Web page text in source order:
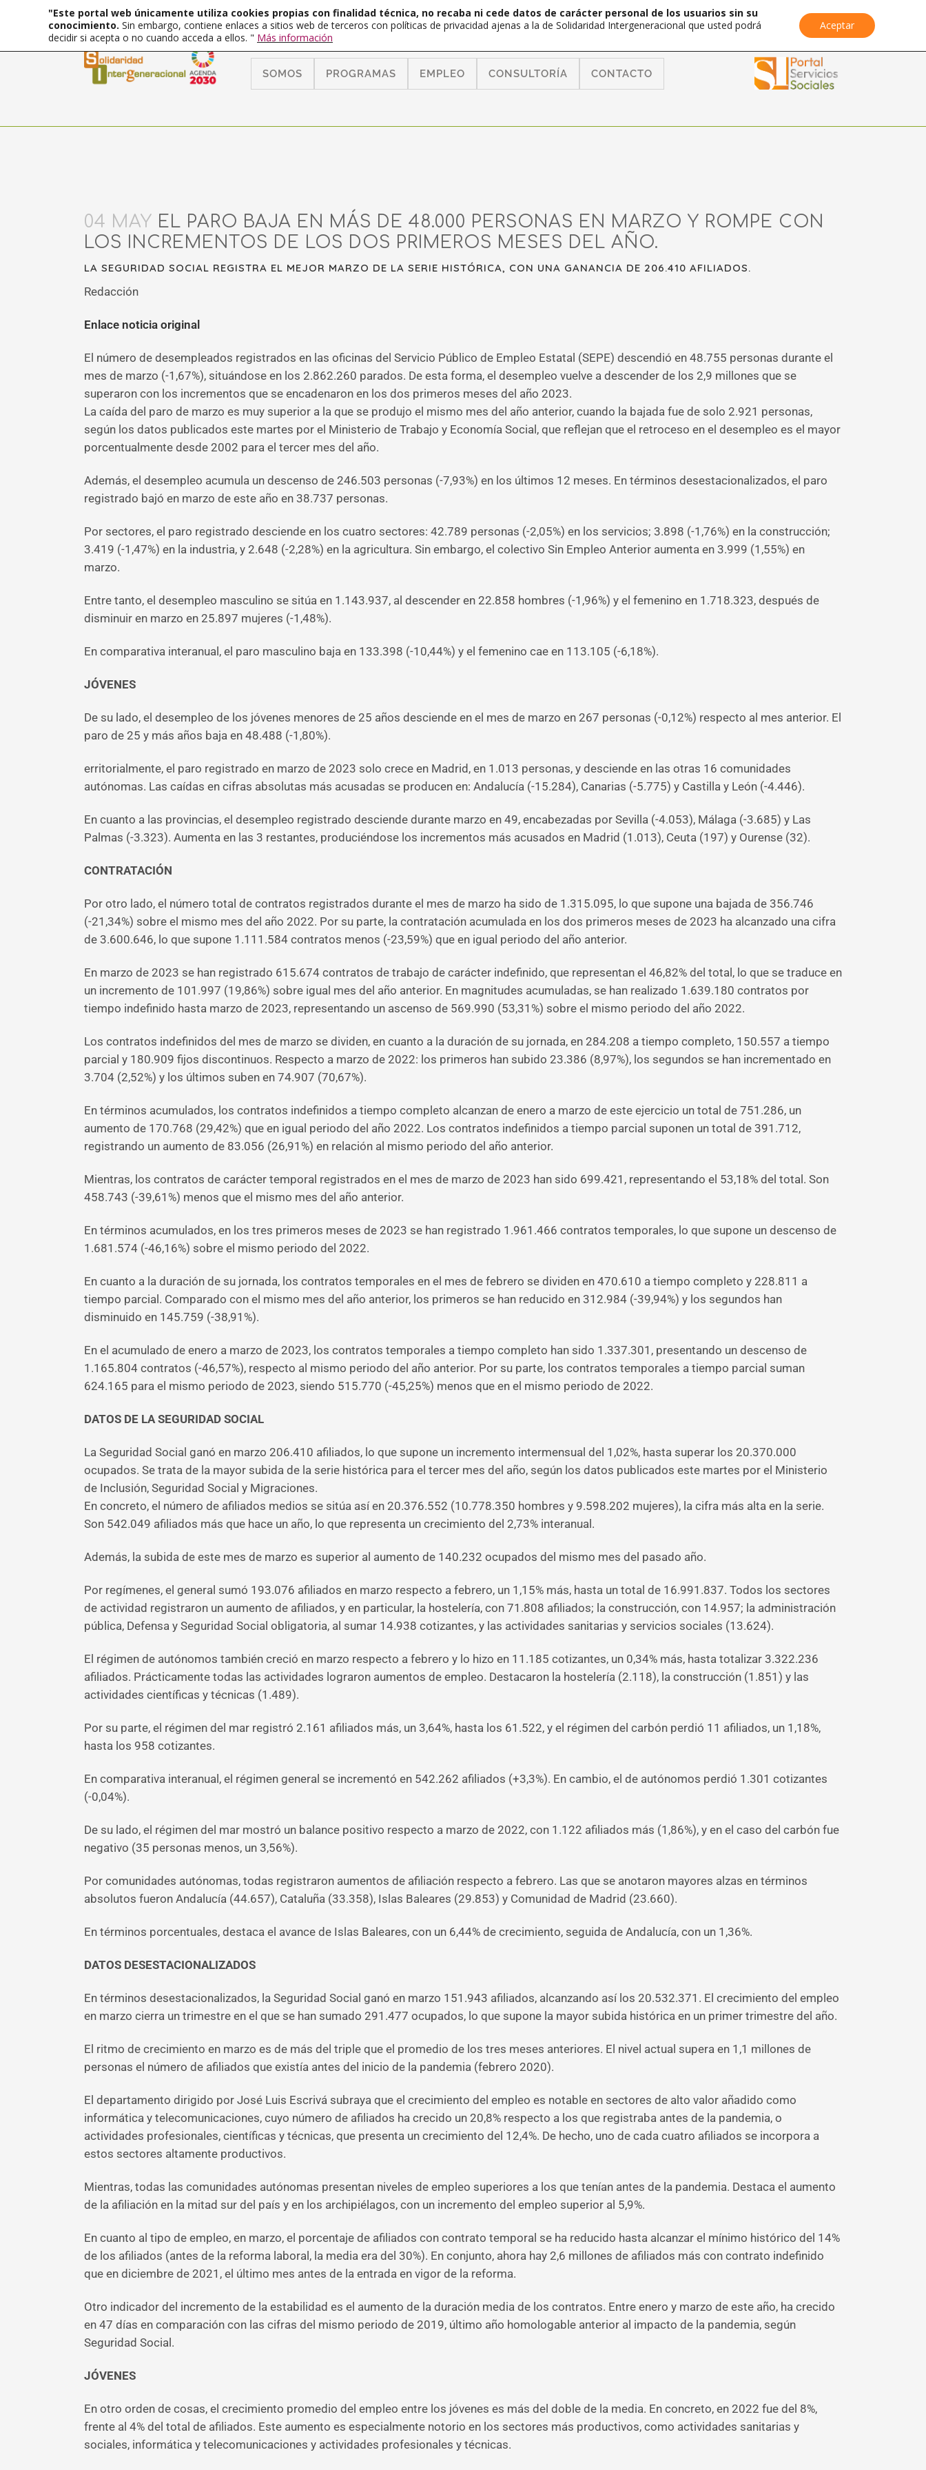
SOMOS PROGRAMAS EMPLEO CONSULTORÍA CONTACTO
04 MAY EL PARO BAJA EN MÁS DE 48.000 PERSONAS EN MARZO Y ROMPE CON
LOS INCREMENTOS DE LOS DOS PRIMEROS MESES DEL AÑO.
LA SEGURIDAD SOCIAL REGISTRA EL MEJOR MARZO DE LA SERIE HISTÓRICA, CON UNA GANANCIA DE 206.410 AFILIADOS.
Redacción
Enlace noticia original
El número de desempleados registrados en las oficinas del Servicio Público de Empleo Estatal (SEPE) descendió en 48.755 personas durante el
mes de marzo (-1,67%), situándose en los 2.862.260 parados. De esta forma, el desempleo vuelve a descender de los 2,9 millones que se
superaron con los incrementos que se encadenaron en los dos primeros meses del año 2023.
La caída del paro de marzo es muy superior a la que se produjo el mismo mes del año anterior, cuando la bajada fue de solo 2.921 personas,
según los datos publicados este martes por el Ministerio de Trabajo y Economía Social, que reflejan que el retroceso en el desempleo es el mayor
porcentualmente desde 2002 para el tercer mes del año.
Además, el desempleo acumula un descenso de 246.503 personas (-7,93%) en los últimos 12 meses. En términos desestacionalizados, el paro
registrado bajó en marzo de este año en 38.737 personas.
Por sectores, el paro registrado desciende en los cuatro sectores: 42.789 personas (-2,05%) en los servicios; 3.898 (-1,76%) en la construcción;
3.419 (-1,47%) en la industria, y 2.648 (-2,28%) en la agricultura. Sin embargo, el colectivo Sin Empleo Anterior aumenta en 3.999 (1,55%) en
marzo.
Entre tanto, el desempleo masculino se sitúa en 1.143.937, al descender en 22.858 hombres (-1,96%) y el femenino en 1.718.323, después de
disminuir en marzo en 25.897 mujeres (-1,48%).
En comparativa interanual, el paro masculino baja en 133.398 (-10,44%) y el femenino cae en 113.105 (-6,18%).
JÓVENES
De su lado, el desempleo de los jóvenes menores de 25 años desciende en el mes de marzo en 267 personas (-0,12%) respecto al mes anterior. El
paro de 25 y más años baja en 48.488 (-1,80%).
erritorialmente, el paro registrado en marzo de 2023 solo crece en Madrid, en 1.013 personas, y desciende en las otras 16 comunidades
autónomas. Las caídas en cifras absolutas más acusadas se producen en: Andalucía (-15.284), Canarias (-5.775) y Castilla y León (-4.446).
En cuanto a las provincias, el desempleo registrado desciende durante marzo en 49, encabezadas por Sevilla (-4.053), Málaga (-3.685) y Las
Palmas (-3.323). Aumenta en las 3 restantes, produciéndose los incrementos más acusados en Madrid (1.013), Ceuta (197) y Ourense (32).
CONTRATACIÓN
Por otro lado, el número total de contratos registrados durante el mes de marzo ha sido de 1.315.095, lo que supone una bajada de 356.746
(-21,34%) sobre el mismo mes del año 2022. Por su parte, la contratación acumulada en los dos primeros meses de 2023 ha alcanzado una cifra
de 3.600.646, lo que supone 1.111.584 contratos menos (-23,59%) que en igual periodo del año anterior.
En marzo de 2023 se han registrado 615.674 contratos de trabajo de carácter indefinido, que representan el 46,82% del total, lo que se traduce en
un incremento de 101.997 (19,86%) sobre igual mes del año anterior. En magnitudes acumuladas, se han realizado 1.639.180 contratos por
tiempo indefinido hasta marzo de 2023, representando un ascenso de 569.990 (53,31%) sobre el mismo periodo del año 2022.
Los contratos indefinidos del mes de marzo se dividen, en cuanto a la duración de su jornada, en 284.208 a tiempo completo, 150.557 a tiempo
parcial y 180.909 fijos discontinuos. Respecto a marzo de 2022: los primeros han subido 23.386 (8,97%), los segundos se han incrementado en
3.704 (2,52%) y los últimos suben en 74.907 (70,67%).
En términos acumulados, los contratos indefinidos a tiempo completo alcanzan de enero a marzo de este ejercicio un total de 751.286, un
aumento de 170.768 (29,42%) que en igual periodo del año 2022. Los contratos indefinidos a tiempo parcial suponen un total de 391.712,
registrando un aumento de 83.056 (26,91%) en relación al mismo periodo del año anterior.
Mientras, los contratos de carácter temporal registrados en el mes de marzo de 2023 han sido 699.421, representando el 53,18% del total. Son
458.743 (-39,61%) menos que el mismo mes del año anterior.
En términos acumulados, en los tres primeros meses de 2023 se han registrado 1.961.466 contratos temporales, lo que supone un descenso de
1.681.574 (-46,16%) sobre el mismo periodo del 2022.
En cuanto a la duración de su jornada, los contratos temporales en el mes de febrero se dividen en 470.610 a tiempo completo y 228.811 a
tiempo parcial. Comparado con el mismo mes del año anterior, los primeros se han reducido en 312.984 (-39,94%) y los segundos han
disminuido en 145.759 (-38,91%).
En el acumulado de enero a marzo de 2023, los contratos temporales a tiempo completo han sido 1.337.301, presentando un descenso de
1.165.804 contratos (-46,57%), respecto al mismo periodo del año anterior. Por su parte, los contratos temporales a tiempo parcial suman
624.165 para el mismo periodo de 2023, siendo 515.770 (-45,25%) menos que en el mismo periodo de 2022.
DATOS DE LA SEGURIDAD SOCIAL
La Seguridad Social ganó en marzo 206.410 afiliados, lo que supone un incremento intermensual del 1,02%, hasta superar los 20.370.000
ocupados. Se trata de la mayor subida de la serie histórica para el tercer mes del año, según los datos publicados este martes por el Ministerio
de Inclusión, Seguridad Social y Migraciones.
En concreto, el número de afiliados medios se sitúa así en 20.376.552 (10.778.350 hombres y 9.598.202 mujeres), la cifra más alta en la serie.
Son 542.049 afiliados más que hace un año, lo que representa un crecimiento del 2,73% interanual.
Además, la subida de este mes de marzo es superior al aumento de 140.232 ocupados del mismo mes del pasado año.
Por regímenes, el general sumó 193.076 afiliados en marzo respecto a febrero, un 1,15% más, hasta un total de 16.991.837. Todos los sectores
de actividad registraron un aumento de afiliados, y en particular, la hostelería, con 71.808 afiliados; la construcción, con 14.957; la administración
pública, Defensa y Seguridad Social obligatoria, al sumar 14.938 cotizantes, y las actividades sanitarias y servicios sociales (13.624).
El régimen de autónomos también creció en marzo respecto a febrero y lo hizo en 11.185 cotizantes, un 0,34% más, hasta totalizar 3.322.236
afiliados. Prácticamente todas las actividades lograron aumentos de empleo. Destacaron la hostelería (2.118), la construcción (1.851) y las
actividades científicas y técnicas (1.489).
Por su parte, el régimen del mar registró 2.161 afiliados más, un 3,64%, hasta los 61.522, y el régimen del carbón perdió 11 afiliados, un 1,18%,
hasta los 958 cotizantes.
En comparativa interanual, el régimen general se incrementó en 542.262 afiliados (+3,3%). En cambio, el de autónomos perdió 1.301 cotizantes
(-0,04%).
De su lado, el régimen del mar mostró un balance positivo respecto a marzo de 2022, con 1.122 afiliados más (1,86%), y en el caso del carbón fue
negativo (35 personas menos, un 3,56%).
Por comunidades autónomas, todas registraron aumentos de afiliación respecto a febrero. Las que se anotaron mayores alzas en términos
absolutos fueron Andalucía (44.657), Cataluña (33.358), Islas Baleares (29.853) y Comunidad de Madrid (23.660).
En términos porcentuales, destaca el avance de Islas Baleares, con un 6,44% de crecimiento, seguida de Andalucía, con un 1,36%.
DATOS DESESTACIONALIZADOS
En términos desestacionalizados, la Seguridad Social ganó en marzo 151.943 afiliados, alcanzando así los 20.532.371. El crecimiento del empleo
en marzo cierra un trimestre en el que se han sumado 291.477 ocupados, lo que supone la mayor subida histórica en un primer trimestre del año.
El ritmo de crecimiento en marzo es de más del triple que el promedio de los tres meses anteriores. El nivel actual supera en 1,1 millones de
personas el número de afiliados que existía antes del inicio de la pandemia (febrero 2020).
El departamento dirigido por José Luis Escrivá subraya que el crecimiento del empleo es notable en sectores de alto valor añadido como
informática y telecomunicaciones, cuyo número de afiliados ha crecido un 20,8% respecto a los que registraba antes de la pandemia, o
actividades profesionales, científicas y técnicas, que presenta un crecimiento del 12,4%. De hecho, uno de cada cuatro afiliados se incorpora a
estos sectores altamente productivos.
Mientras, todas las comunidades autónomas presentan niveles de empleo superiores a los que tenían antes de la pandemia. Destaca el aumento
de la afiliación en la mitad sur del país y en los archipiélagos, con un incremento del empleo superior al 5,9%.
En cuanto al tipo de empleo, en marzo, el porcentaje de afiliados con contrato temporal se ha reducido hasta alcanzar el mínimo histórico del 14%
de los afiliados (antes de la reforma laboral, la media era del 30%). En conjunto, ahora hay 2,6 millones de afiliados más con contrato indefinido
que en diciembre de 2021, el último mes antes de la entrada en vigor de la reforma.
Otro indicador del incremento de la estabilidad es el aumento de la duración media de los contratos. Entre enero y marzo de este año, ha crecido
en 47 días en comparación con las cifras del mismo periodo de 2019, último año homologable anterior al impacto de la pandemia, según
Seguridad Social.
JÓVENES
En otro orden de cosas, el crecimiento promedio del empleo entre los jóvenes es más del doble de la media. En concreto, en 2022 fue del 8%,
frente al 4% del total de afiliados. Este aumento es especialmente notorio en los sectores más productivos, como actividades sanitarias y
sociales, informática y telecomunicaciones y actividades profesionales y técnicas.
"Este portal web únicamente utiliza cookies propias con finalidad técnica, no recaba ni cede datos de carácter personal de los usuarios sin su
conocimiento. Sin embargo, contiene enlaces a sitios web de terceros con políticas de privacidad ajenas a la de Solidaridad Intergeneracional que usted podrá
decidir si acepta o no cuando acceda a ellos. " Más información
Aceptar